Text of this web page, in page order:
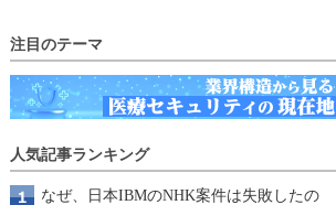
注目のテーマ
人気記事ランキング
なぜ、日本IBMのNHK案件は失敗したの